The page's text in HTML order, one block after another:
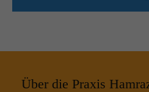
Über die Praxis